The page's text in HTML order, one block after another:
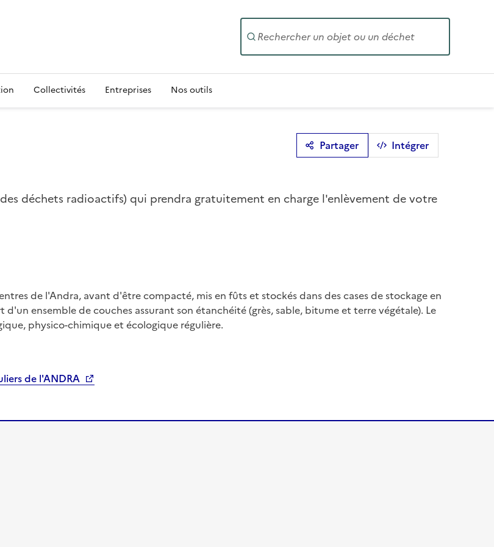
Entrez
Collectivités Entreprises Nos outils
Partager Intégrer
déchets radioactifs) qui prendra gratuitement en charge l'enlèvement de votre
de l'Andra, avant d'être compacté, mis en fûts et stockés dans des cases de stockage en
ensemble de couches assurant son étanchéité (grès, sable, bitume et terre végétale). Le
physico-chimique et écologique régulière.
de l'ANDRA